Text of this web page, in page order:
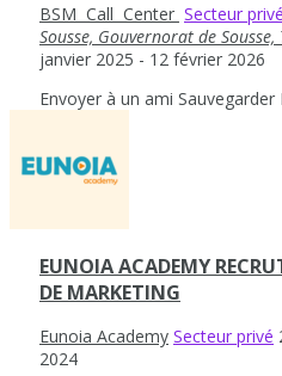
BSM ‎ ‎Call ‎ Center‎ ‎ Secteur privé
Sousse, Gouvernorat de Sousse,
janvier 2025 - 12 février 2026
Envoyer à un ami Sauvegarder
EUNOIA ACADEMY
DE MARKETING
Eunoia Academy Secteur privé
2024